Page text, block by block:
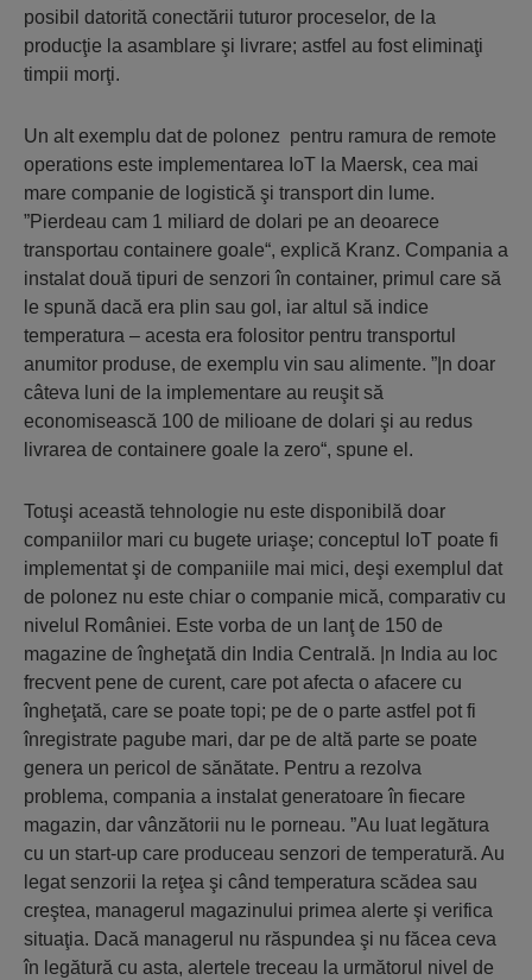
posibil datorită conectării tuturor proceselor, de la
producţie la asamblare şi livrare; astfel au fost eliminaţi
timpii morţi.
Un alt exemplu dat de polonez pentru ramura de remote
operations este implementarea IoT la Maersk, cea mai
mare companie de logistică şi transport din lume.
”Pierdeau cam 1 miliard de dolari pe an deoarece
transportau containere goale“, explică Kranz. Compania a
instalat două tipuri de senzori în container, primul care să
le spună dacă era plin sau gol, iar altul să indice
temperatura – acesta era folositor pentru transportul
anumitor produse, de exemplu vin sau alimente. ”|n doar
câteva luni de la implementare au reuşit să
economisească 100 de milioane de dolari şi au redus
livrarea de containere goale la zero“, spune el.
Totuşi această tehnologie nu este disponibilă doar
companiilor mari cu bugete uriaşe; conceptul IoT poate fi
implementat şi de companiile mai mici, deşi exemplul dat
de polonez nu este chiar o companie mică, comparativ cu
nivelul României. Este vorba de un lanţ de 150 de
magazine de îngheţată din India Centrală. |n India au loc
frecvent pene de curent, care pot afecta o afacere cu
îngheţată, care se poate topi; pe de o parte astfel pot fi
înregistrate pagube mari, dar pe de altă parte se poate
genera un pericol de sănătate. Pentru a rezolva
problema, compania a instalat generatoare în fiecare
magazin, dar vânzătorii nu le porneau. ”Au luat legătura
cu un start-up care produceau senzori de temperatură. Au
legat senzorii la reţea şi când temperatura scădea sau
creştea, managerul magazinului primea alerte şi verifica
situaţia. Dacă managerul nu răspundea şi nu făcea ceva
în legătură cu asta, alertele treceau la următorul nivel de